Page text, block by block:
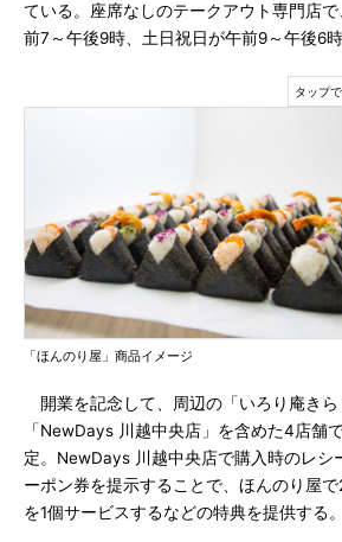
ている。座席なしのテークアウト専門店
前7～午後9時、土日祝日が午前9～午後6時
「ほんのり屋」商品イメージ
開業を記念して、周辺の「いろり庵きら
「NewDays 川越中央店」を含めた4店舗
定。NewDays 川越中央店で購入時のレシ
ーポン券を提示することで、ほんのり屋
を1個サービスするなどの特典を提供する。